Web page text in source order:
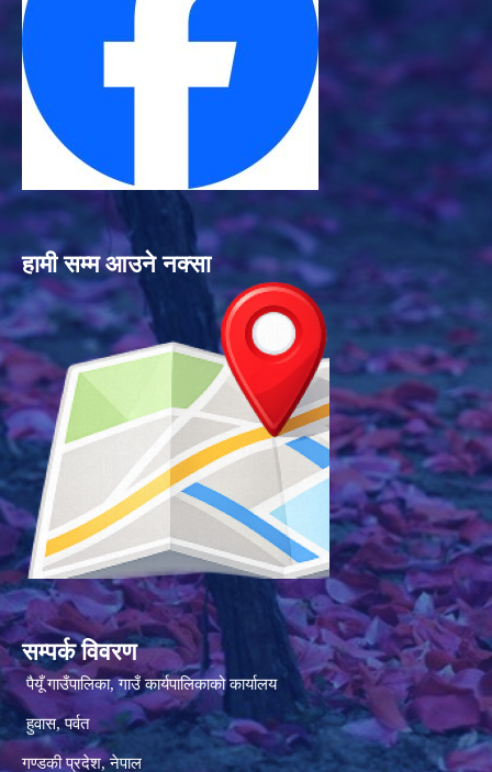
हामी सम्म आउने नक्सा
सम्पर्क विवरण
पैयूँ गाउँपालिका, गाउँ कार्यपालिकाको कार्यालय
हुवास, पर्वत
गण्डकी प्रदेश, नेपाल